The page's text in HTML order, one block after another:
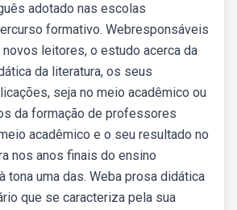
adotado nas escolas
formativo. Webresponsáveis
leitores, o estudo acerca da
da literatura, os seus
seja no meio acadêmico ou
da formação de professores
acadêmico e o seu resultado no
nos anos finais do ensino
tona uma das. Weba prosa didática
que se caracteriza pela sua